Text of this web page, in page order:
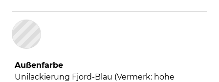
Außenfarbe
Unilackierung Fjord-Blau (Vermerk: hohe